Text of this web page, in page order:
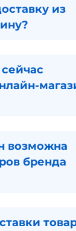
из
возможна
бренда